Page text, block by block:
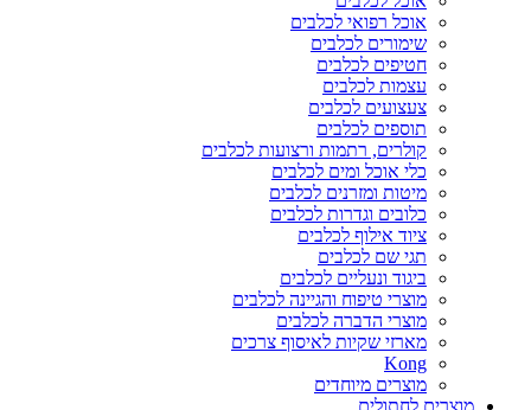
אוכל רפואי לכלבים
שימורים לכלבים
חטיפים לכלבים
עצמות לכלבים
צעצועים לכלבים
תוספים לכלבים
קולרים, רתמות ורצועות לכלבים
כלי אוכל ומים לכלבים
מיטות ומזרנים לכלבים
כלובים וגדרות לכלבים
ציוד אילוף לכלבים
תגי שם לכלבים
ביגוד ונעליים לכלבים
מוצרי טיפוח והגיינה לכלבים
מוצרי הדברה לכלבים
מארזי שקיות לאיסוף צרכים
Kong
מוצרים מיוחדים